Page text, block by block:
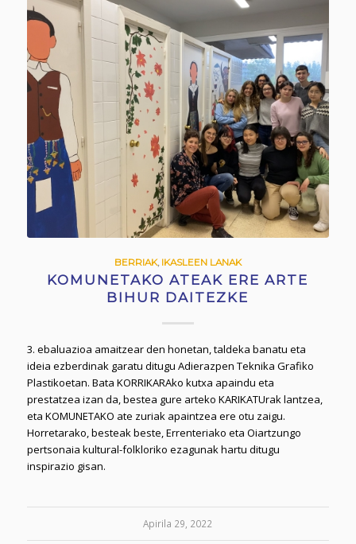
BERRIAK, IKASLEEN LANAK
KOMUNETAKO ATEAK ERE ARTE
BIHUR DAITEZKE
3. ebaluazioa amaitzear den honetan, taldeka banatu eta
ideia ezberdinak garatu ditugu Adierazpen Teknika Grafiko
Plastikoetan. Bata KORRIKARAko kutxa apaindu eta
prestatzea izan da, bestea gure arteko KARIKATUrak lantzea,
eta KOMUNETAKO ate zuriak apaintzea ere otu zaigu.
Horretarako, besteak beste, Errenteriako eta Oiartzungo
pertsonaia kultural-folkloriko ezagunak hartu ditugu
inspirazio gisan.
Apirila 29, 2022